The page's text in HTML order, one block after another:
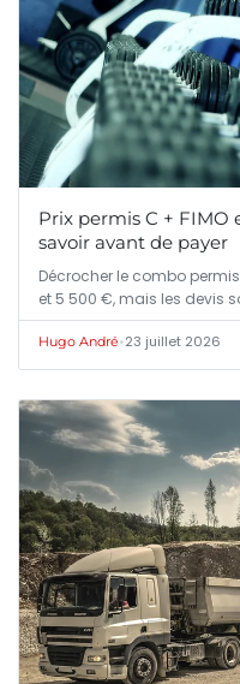
Prix permis C + FIMO
savoir avant de payer
Décrocher le combo
et 5 500 €, mais les devis
Hugo André•23 juillet 2026